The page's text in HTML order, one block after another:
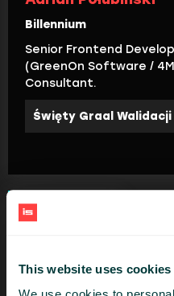
This website uses cookies
Billennium
Senior Frontend
(GreenOn Software /
Consultant.
Święty Graal Walidacji